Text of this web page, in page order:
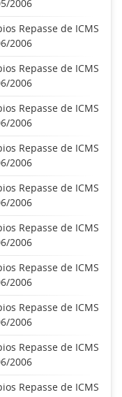
2006
Repasse de ICMS
2006
Repasse de ICMS
2006
Repasse de ICMS
2006
Repasse de ICMS
2006
Repasse de ICMS
2006
Repasse de ICMS
2006
Repasse de ICMS
2006
Repasse de ICMS
2006
Repasse de ICMS
2006
Repasse de ICMS